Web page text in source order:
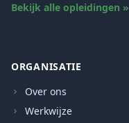
Bekijk alle opleidingen »
ORGANISATIE
Over ons
Werkwijze